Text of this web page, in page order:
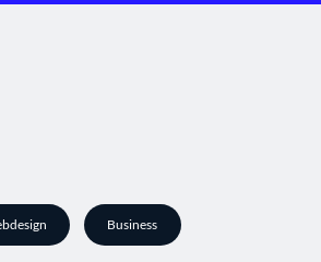
Business